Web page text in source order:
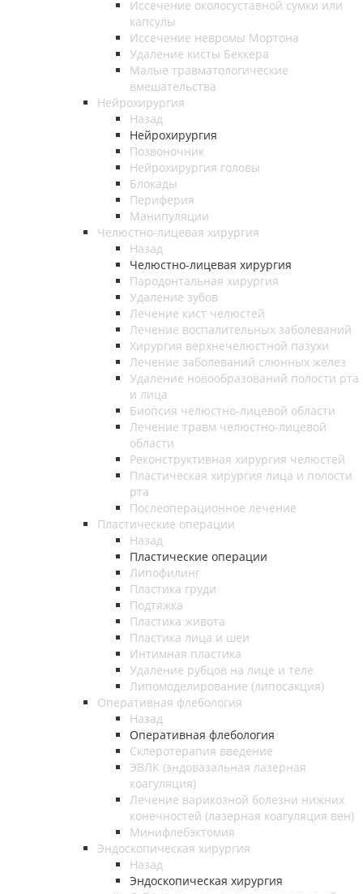
Иссечение околосуставной сумки или
капсулы
Иссечение невромы Мортона
Удаление кисты Беккера
Малые травматологические
вмешательства
Нейрохирургия
Назад
Нейрохирургия
Позвоночник
Нейрохирургия головы
Блокады
Периферия
Манипуляции
Челюстно-лицевая хирургия
Назад
Челюстно-лицевая хирургия
Пародонтальная хирургия
Удаление зубов
Лечение кист челюстей
Лечение воспалительных заболеваний
Хирургия верхнечелюстной пазухи
Лечение заболеваний слюнных желез
Удаление новообразований полости рта
и лица
Биопсия челюстно-лицевой области
Лечение травм челюстно-лицевой
области
Реконструктивная хирургия челюстей
Пластическая хирургия лица и полости
рта
Послеоперационное лечение
Пластические операции
Назад
Пластические операции
Липофилинг
Пластика груди
Подтяжка
Пластика живота
Пластика лица и шеи
Интимная пластика
Удаление рубцов на лице и теле
Липомоделирование (липосакция)
Оперативная флебология
Назад
Оперативная флебология
Склеротерапия введение
ЭВЛК (эндовазальная лазерная
коагуляция)
Лечение варикозной болезни нижних
конечностей (лазерная коагуляция вен)
Минифлебэктомия
Эндоскопическая хирургия
Назад
Эндоскопическая хирургия